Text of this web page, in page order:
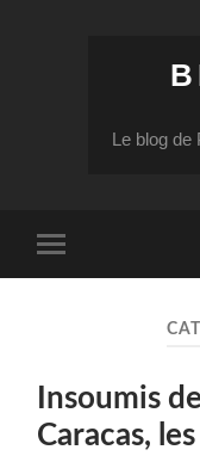
Le blog de
mobile
Insoumis
Caracas,